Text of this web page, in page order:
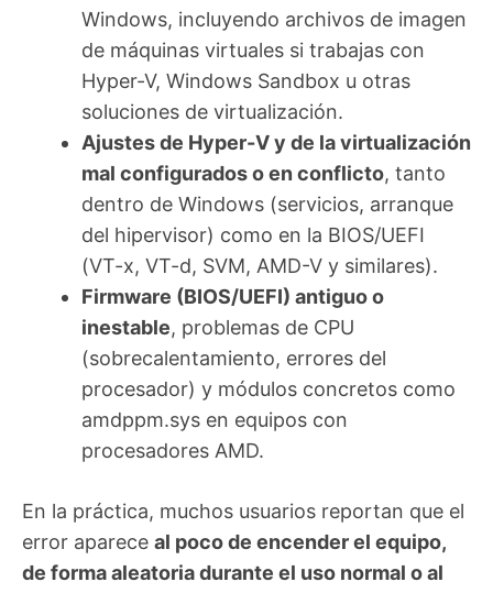
Windows, incluyendo archivos de imagen
de máquinas virtuales si trabajas con
Hyper-V, Windows Sandbox u otras
soluciones de virtualización.
Ajustes de Hyper-V y de la virtualización
mal configurados o en conflicto, tanto
dentro de Windows (servicios, arranque
del hipervisor) como en la BIOS/UEFI
(VT-x, VT-d, SVM, AMD-V y similares).
Firmware (BIOS/UEFI) antiguo o
inestable, problemas de CPU
(sobrecalentamiento, errores del
procesador) y módulos concretos como
amdppm.sys en equipos con
procesadores AMD.
En la práctica, muchos usuarios reportan que el
error aparece al poco de encender el equipo,
de forma aleatoria durante el uso normal o al